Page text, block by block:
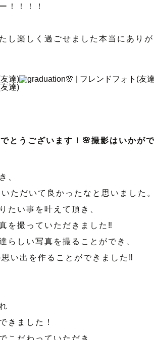
！！！！
し楽しく過ごせました本当にあり
とうございます！🌸撮影はいかが
、
ただいて良かったなと思いました。
たい事を叶えて頂き、
を撮っていただきました‼︎
らしい写真を撮ることができ、
い出を作ることができました‼︎
きました！
こだわっていただき、